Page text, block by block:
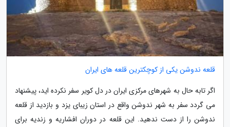
قلعه ندوشن یکی از کوچکترین قلعه های ایران
اگر تابه حال به شهرهای مرکزی ایران در دل کویر سفر نکرده اید، پیشنهاد
می گردد سفر به شهر ندوشن واقع در استان زیبای یزد و بازدید از قلعه
ندوشن را از دست ندهید. این قلعه در دوران افشاریه و زندیه برای